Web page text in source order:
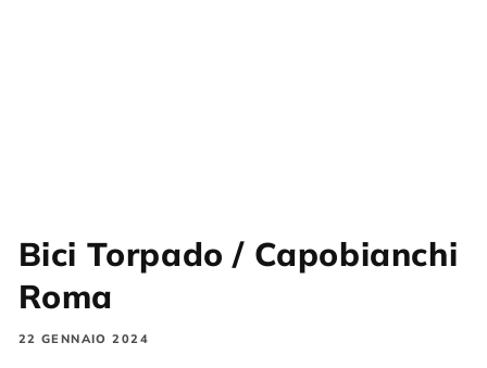
Bici Torpado / Capobianchi
Roma
22 GENNAIO 2024